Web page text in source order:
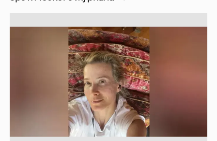
Юлия Высоцкая выложила селфи без